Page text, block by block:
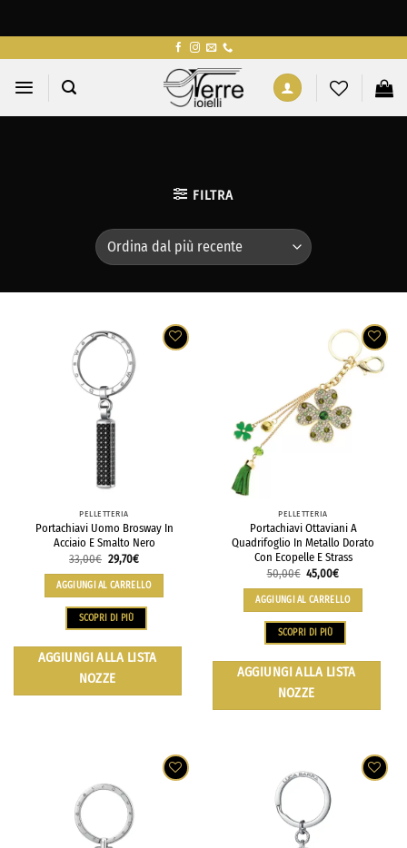
contenuti
FILTRA
PELLETTERIA
Portachiavi Uomo Brosway In
Acciaio E Smalto Nero
33,00€ 29,70€
AGGIUNGI AL CARRELLO
SCOPRI DI PIÙ
AGGIUNGI ALLA LISTA
NOZZE
PELLETTERIA
Portachiavi Ottaviani A
Quadrifoglio In Metallo Dorato
Con Ecopelle E Strass
50,00€ 45,00€
AGGIUNGI AL CARRELLO
SCOPRI DI PIÙ
AGGIUNGI ALLA LISTA
NOZZE